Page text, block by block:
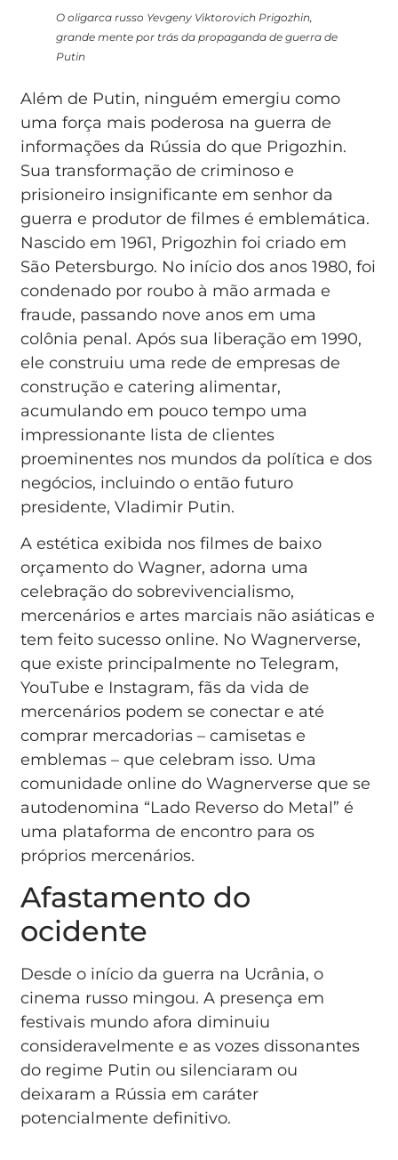
O oligarca russo Yevgeny Viktorovich Prigozhin,
grande mente por trás da propaganda de guerra de
Putin
Além de Putin, ninguém emergiu como
uma força mais poderosa na guerra de
informações da Rússia do que Prigozhin.
Sua transformação de criminoso e
prisioneiro insignificante em senhor da
guerra e produtor de filmes é emblemática.
Nascido em 1961, Prigozhin foi criado em
São Petersburgo. No início dos anos 1980, foi
condenado por roubo à mão armada e
fraude, passando nove anos em uma
colônia penal. Após sua liberação em 1990,
ele construiu uma rede de empresas de
construção e catering alimentar,
acumulando em pouco tempo uma
impressionante lista de clientes
proeminentes nos mundos da política e dos
negócios, incluindo o então futuro
presidente, Vladimir Putin.
A estética exibida nos filmes de baixo
orçamento do Wagner, adorna uma
celebração do sobrevivencialismo,
mercenários e artes marciais não asiáticas e
tem feito sucesso online. No Wagnerverse,
que existe principalmente no Telegram,
YouTube e Instagram, fãs da vida de
mercenários podem se conectar e até
comprar mercadorias – camisetas e
emblemas – que celebram isso. Uma
comunidade online do Wagnerverse que se
autodenomina “Lado Reverso do Metal” é
uma plataforma de encontro para os
próprios mercenários.
Afastamento do
ocidente
Desde o início da guerra na Ucrânia, o
cinema russo mingou. A presença em
festivais mundo afora diminuiu
consideravelmente e as vozes dissonantes
do regime Putin ou silenciaram ou
deixaram a Rússia em caráter
potencialmente definitivo.